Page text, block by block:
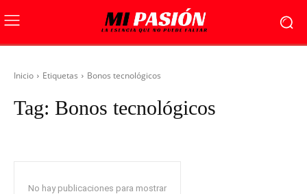
Inicio Etiquetas Bonos tecnológicos
Tag: Bonos tecnológicos
No hay publicaciones para mostrar